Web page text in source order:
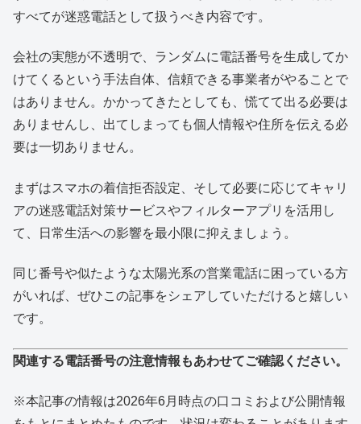
すべてが迷惑電話として扱うべき内容です。
会社の実態が不透明で、ランダムに電話番号を生成してか
けてくるという手法自体、信頼できる事業者がやることで
はありません。かかってきたとしても、慌てて出る必要は
ありませんし、出てしまっても個人情報や住所を伝える必
要は一切ありません。
まずはスマホの着信拒否設定、そして必要に応じてキャリ
アの迷惑電話対策サービスやフィルターアプリを活用し
て、日常生活への影響を最小限に抑えましょう。
同じ番号や似たような太陽光系の営業電話に困っている方
がいれば、ぜひこの記事をシェアしていただけると嬉しい
です。
関連する電話番号の注意情報もあわせてご確認ください。
※本記事の情報は2026年6月時点の口コミおよび公開情報